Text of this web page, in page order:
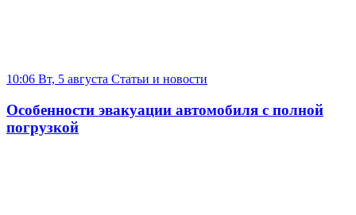
10:06 Вт, 5 августа Статьи и новости
Особенности эвакуации автомобиля с полной
погрузкой